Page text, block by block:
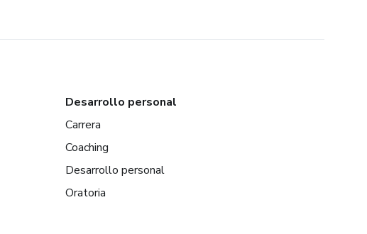
Desarrollo personal
Carrera
Coaching
Desarrollo personal
Oratoria